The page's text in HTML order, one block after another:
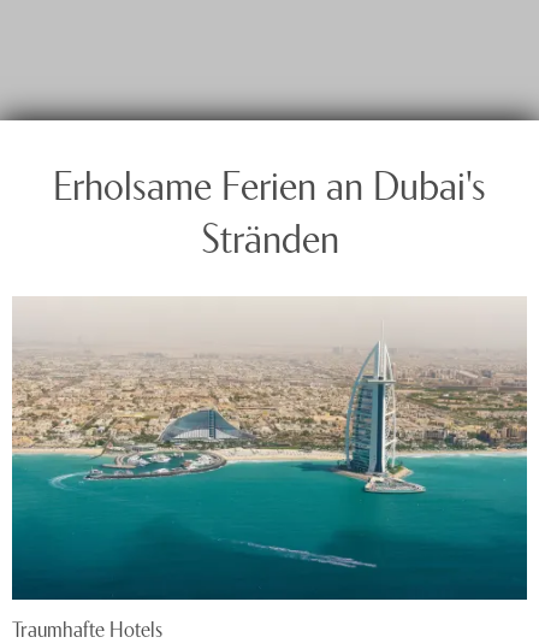
Erholsame Ferien an Dubai's
Stränden
Traumhafte Hotels